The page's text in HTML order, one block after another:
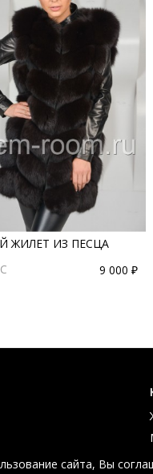
ЖИЛЕТ ИЗ ПЕСЦА
9 000 ₽
сайта, Вы